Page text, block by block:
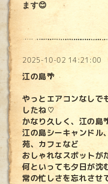
ます😊
2025-10-02 14:21:00
江の島🌴
やっとエアコンなしで
したね♡
かなり久しく、江の島
江の島シーキャンドル
苑、カフェなど
おしゃれなスポットが
何といっても夕日が沈
常の忙しさを忘れさせ